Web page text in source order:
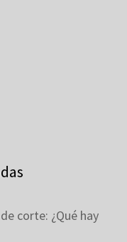
corte: ¿Qué hay